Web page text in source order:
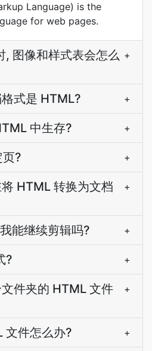
Language) is the
for web pages.
, 图像和样式表会怎么 +
式是 HTML? +
中生存? +
? +
HTML 转换为文档
+
能继续剪辑吗? +
? +
件夹的 HTML 文件
+
文件怎么办? +